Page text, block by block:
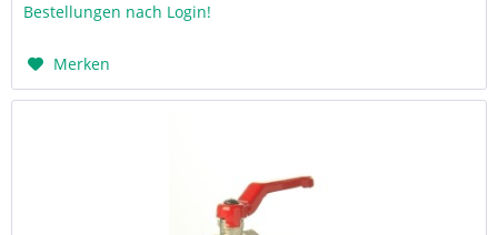
Bestellungen nach Login!
Merken